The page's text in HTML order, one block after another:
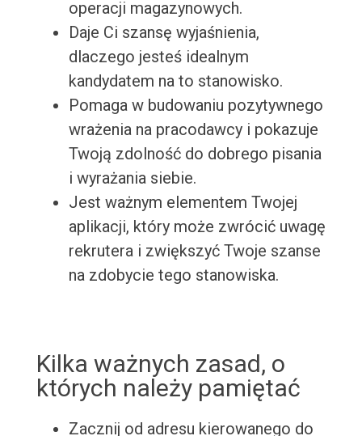
operacji magazynowych.
Daje Ci szansę wyjaśnienia,
dlaczego jesteś idealnym
kandydatem na to stanowisko.
Pomaga w budowaniu pozytywnego
wrażenia na pracodawcy i pokazuje
Twoją zdolność do dobrego pisania
i wyrażania siebie.
Jest ważnym elementem Twojej
aplikacji, który może zwrócić uwagę
rekrutera i zwiększyć Twoje szanse
na zdobycie tego stanowiska.
Kilka ważnych zasad, o
których należy pamiętać
Zacznij od adresu kierowanego do